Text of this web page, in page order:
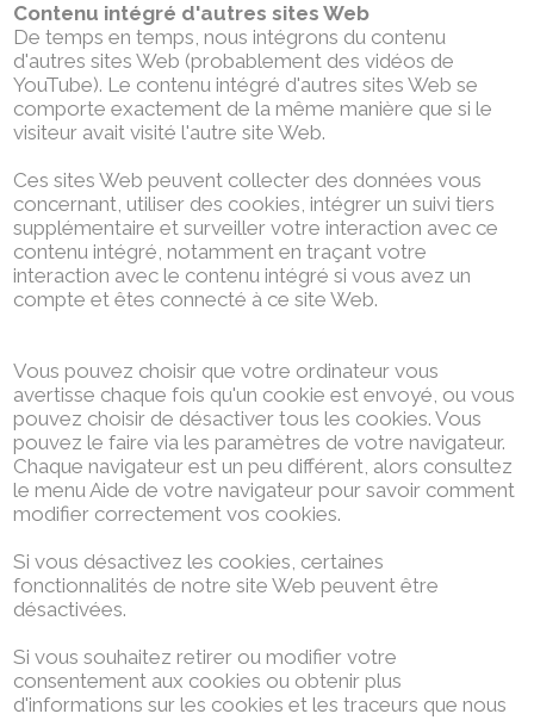
Contenu intégré d'autres sites Web
De temps en temps, nous intégrons du contenu
d'autres sites Web (probablement des vidéos de
YouTube). Le contenu intégré d'autres sites Web se
comporte exactement de la même manière que si le
visiteur avait visité l'autre site Web.
Ces sites Web peuvent collecter des données vous
concernant, utiliser des cookies, intégrer un suivi tiers
supplémentaire et surveiller votre interaction avec ce
contenu intégré, notamment en traçant votre
interaction avec le contenu intégré si vous avez un
compte et êtes connecté à ce site Web.
Vous pouvez choisir que votre ordinateur vous
avertisse chaque fois qu'un cookie est envoyé, ou vous
pouvez choisir de désactiver tous les cookies. Vous
pouvez le faire via les paramètres de votre navigateur.
Chaque navigateur est un peu différent, alors consultez
le menu Aide de votre navigateur pour savoir comment
modifier correctement vos cookies.
Si vous désactivez les cookies, certaines
fonctionnalités de notre site Web peuvent être
désactivées.
Si vous souhaitez retirer ou modifier votre
consentement aux cookies ou obtenir plus
d'informations sur les cookies et les traceurs que nous